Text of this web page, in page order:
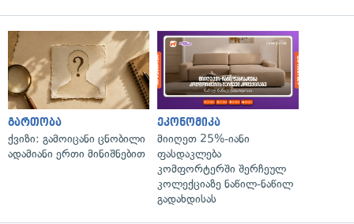
გართობა
ქვიზი: გამოიცანი ცნობილი
ადამიანი ერთი მინიშნებით
ეკონომიკა
მიიღეთ 25%-იანი
ფასდაკლება
კომფორტერში შერჩეულ
კოლექციაზე ნაწილ-ნაწილ
გადახდისას